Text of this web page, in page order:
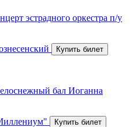
эстрадного оркестра п/у
бал Иоганна